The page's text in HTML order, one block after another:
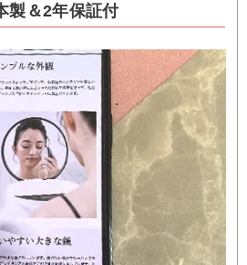
製＆2年保証付